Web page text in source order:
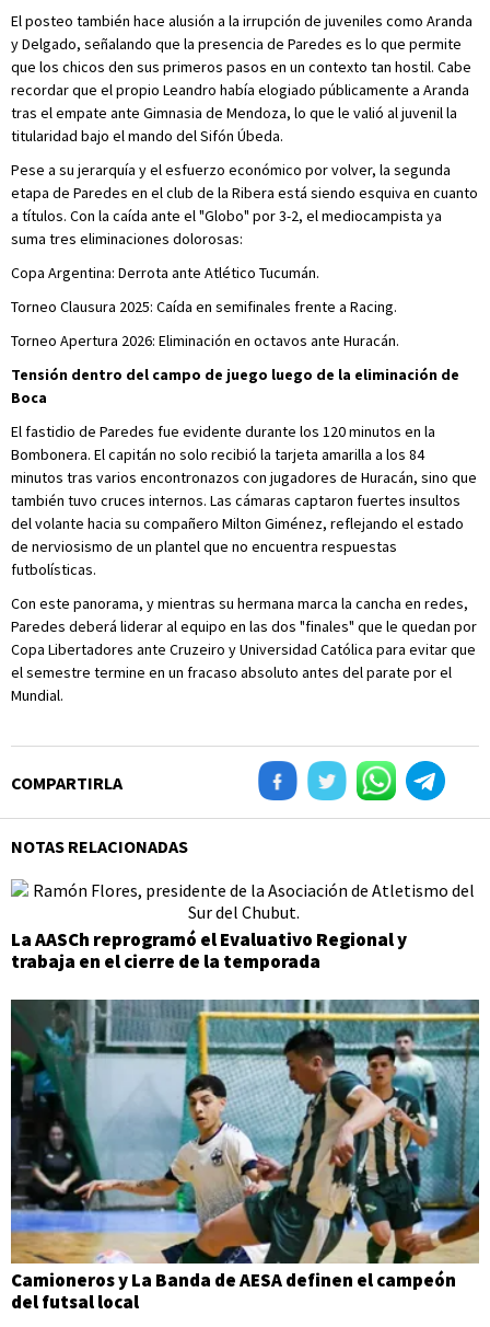
El posteo también hace alusión a la irrupción de juveniles como Aranda
y Delgado, señalando que la presencia de Paredes es lo que permite
que los chicos den sus primeros pasos en un contexto tan hostil. Cabe
recordar que el propio Leandro había elogiado públicamente a Aranda
tras el empate ante Gimnasia de Mendoza, lo que le valió al juvenil la
titularidad bajo el mando del Sifón Úbeda.
Pese a su jerarquía y el esfuerzo económico por volver, la segunda
etapa de Paredes en el club de la Ribera está siendo esquiva en cuanto
a títulos. Con la caída ante el "Globo" por 3-2, el mediocampista ya
suma tres eliminaciones dolorosas:
Copa Argentina: Derrota ante Atlético Tucumán.
Torneo Clausura 2025: Caída en semifinales frente a Racing.
Torneo Apertura 2026: Eliminación en octavos ante Huracán.
Tensión dentro del campo de juego luego de la eliminación de
Boca
El fastidio de Paredes fue evidente durante los 120 minutos en la
Bombonera. El capitán no solo recibió la tarjeta amarilla a los 84
minutos tras varios encontronazos con jugadores de Huracán, sino que
también tuvo cruces internos. Las cámaras captaron fuertes insultos
del volante hacia su compañero Milton Giménez, reflejando el estado
de nerviosismo de un plantel que no encuentra respuestas
futbolísticas.
Con este panorama, y mientras su hermana marca la cancha en redes,
Paredes deberá liderar al equipo en las dos "finales" que le quedan por
Copa Libertadores ante Cruzeiro y Universidad Católica para evitar que
el semestre termine en un fracaso absoluto antes del parate por el
Mundial.
COMPARTIRLA
NOTAS RELACIONADAS
La AASCh reprogramó el Evaluativo Regional y
trabaja en el cierre de la temporada
Camioneros y La Banda de AESA definen el campeón
del futsal local